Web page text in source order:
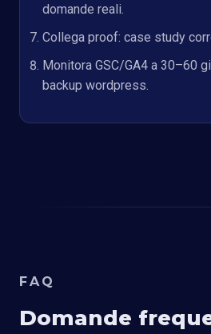
domande reali.
Collega proof: case study
Monitora GSC/GA4 a 30–60
backup wordpress.
FAQ
Domande